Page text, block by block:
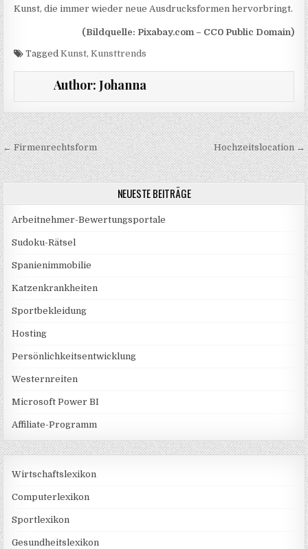
Kunst, die immer wieder neue Ausdrucksformen hervorbringt.
(Bildquelle: Pixabay.com – CC0 Public Domain)
TaggedKunst,Kunsttrends
Author: Johanna
Beitragsnavigation
← Firmenrechtsform Hochzeitslocation →
NEUESTE BEITRÄGE
Arbeitnehmer-Bewertungsportale
Sudoku-Rätsel
Spanienimmobilie
Katzenkrankheiten
Sportbekleidung
Hosting
Persönlichkeitsentwicklung
Westernreiten
Microsoft Power BI
Affiliate-Programm
Wirtschaftslexikon
Computerlexikon
Sportlexikon
Gesundheitslexikon